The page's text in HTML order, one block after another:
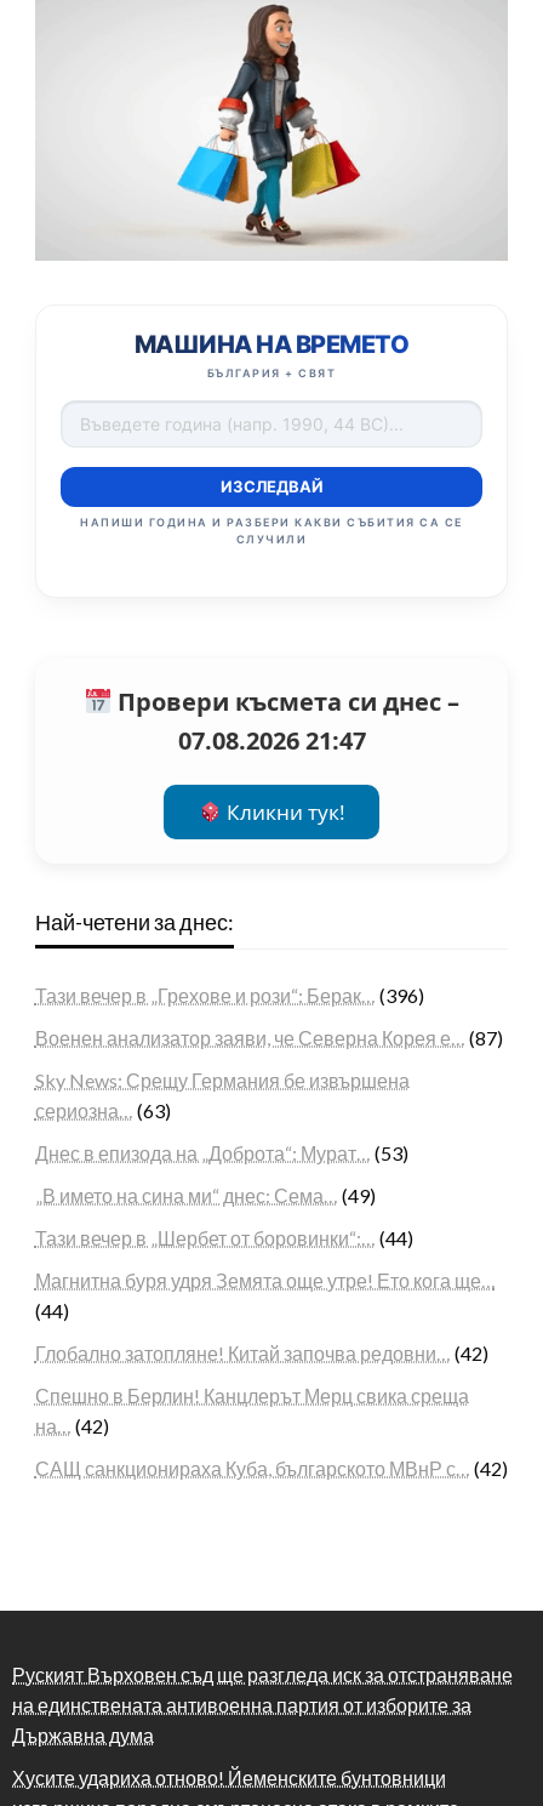
МАШИНА НА ВРЕМЕТО
БЪЛГАРИЯ + СВЯТ
ИЗСЛЕДВАЙ
НАПИШИ ГОДИНА И РАЗБЕРИ КАКВИ СЪБИТИЯ СА СЕ
СЛУЧИЛИ
Провери късмета си днес –
07.08.2026 21:47
Кликни тук!
Най-четени за днес:
Тази вечер в „Грехове и рози“: Берак… (396)
Военен анализатор заяви, че Северна Корея е… (87)
Sky News: Срещу Германия бе извършена
сериозна… (63)
Днес в епизода на „Доброта“: Мурат… (53)
„В името на сина ми“ днес: Сема… (49)
Тази вечер в „Шербет от боровинки“:… (44)
Магнитна буря удря Земята още утре! Ето кога ще…
(44)
Глобално затопляне! Китай започва редовни… (42)
Спешно в Берлин! Канцлерът Мерц свика среща
на… (42)
САЩ санкционираха Куба, българското МВнР с… (42)
Руският Върховен съд ще разгледа иск за отстраняване
на единствената антивоенна партия от изборите за
Държавна дума
Хусите удариха отново! Йеменските бунтовници